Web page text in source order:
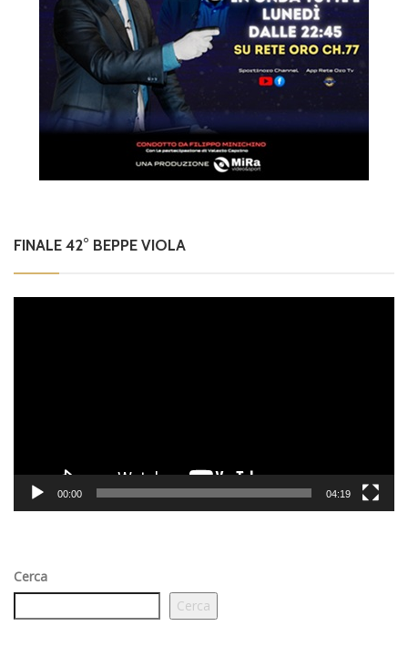
FINALE 42° BEPPE VIOLA
00:00 04:19
Cerca
Cerca